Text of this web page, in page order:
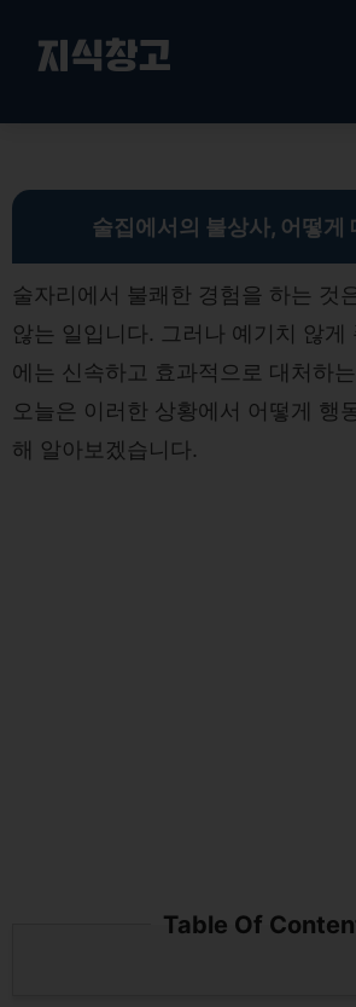
뛰
지식창고
술집에서의 불상사, 어떻게
술자리에서 불쾌한 경험을 하는 것
않는 일입니다. 그러나 예기치 않게
에는 신속하고 효과적으로 대처하
오늘은 이러한 상황에서 어떻게 행
해 알아보겠습니다.
Table Of